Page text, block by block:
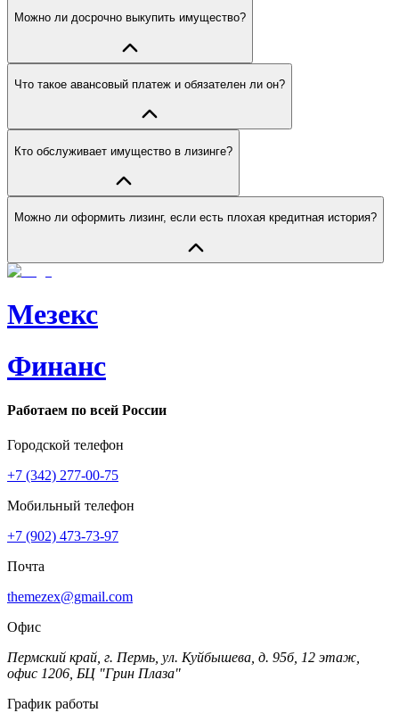
Можно ли досрочно выкупить имущество?
Что такое авансовый платеж и обязателен ли он?
Кто обслуживает имущество в лизинге?
Можно ли оформить лизинг, если есть плохая кредитная история?
Мезекс
Финанс
Работаем по всей России
Городской телефон
+7 (342) 277-00-75
Мобильный телефон
+7 (902) 473-73-97
Почта
themezex@gmail.com
Офис
Пермский край, г. Пермь, ул. Куйбышева, д. 95б, 12 этаж,
офис 1206, БЦ "Грин Плаза"
График работы